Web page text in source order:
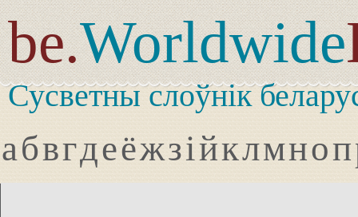
be.Worldwide
Сусветны слоўнік
абвгдеёжзійклмноп